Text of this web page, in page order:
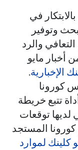
في
وتوفير
والرد
أخبار مايو
الإخبارية.
كورونا
ذلك أداة تتبع خريطة
لديها توقعات
كورونا المستجد
كلينك لموارد